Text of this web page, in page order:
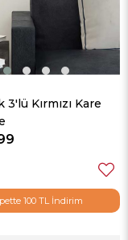
3'lü Kırmızı Kare
100 TL İndirim